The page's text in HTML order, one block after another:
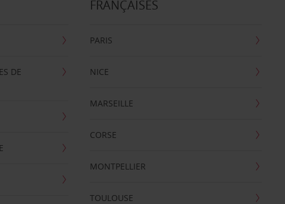
DE
FRANÇAISES
PARIS
NICE
MARSEILLE
CORSE
MONTPELLIER
TOULOUSE